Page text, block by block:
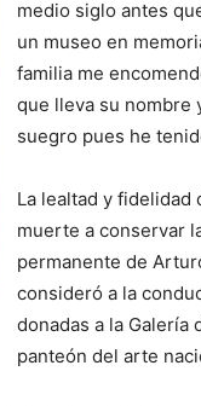
medio siglo antes
un museo en
familia me
que lleva su nombre
suegro pues he
La lealtad y fidelidad
muerte a conservar
permanente de
consideró a la
donadas a la Galería
panteón del arte